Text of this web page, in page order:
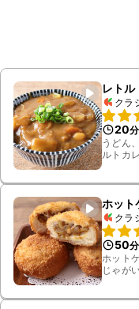
レト
クラ
20分
うどん
ルトカ
ホット
クラ
50分
ホット
じゃが